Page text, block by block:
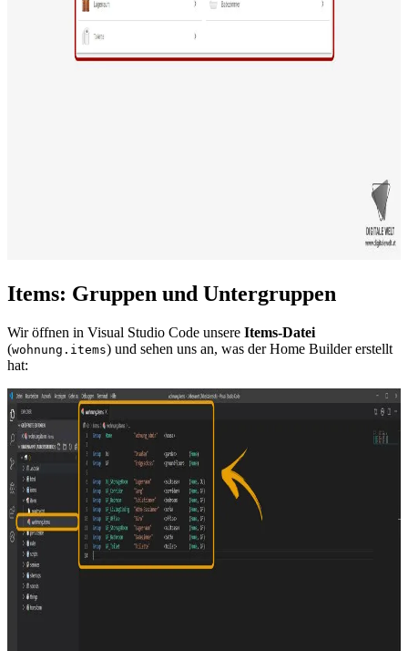
Items: Gruppen und Untergruppen
Wir öffnen in Visual Studio Code unsere Items-Datei
(wohnung.items) und sehen uns an, was der Home Builder erstellt
hat: